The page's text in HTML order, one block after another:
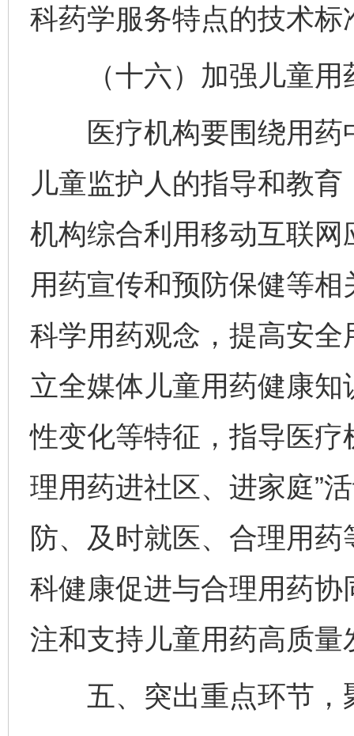
科药学服务特点的技术标
（十六）加强儿童用
医疗机构要围绕用药
儿童监护人的指导和教
机构综合利用移动互联
用药宣传和预防保健等
科学用药观念，提高安
立全媒体儿童用药健康
性变化等特征，指导医疗
理用药进社区、进家庭”
防、及时就医、合理用
科健康促进与合理用药
注和支持儿童用药高质量
五、突出重点环节，